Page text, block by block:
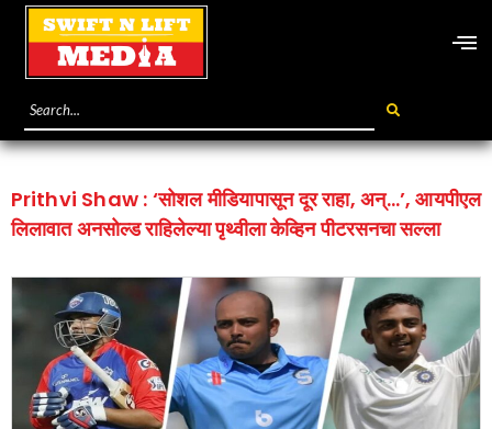
Prithvi Shaw : ‘सोशल मीडियापासून दूर राहा, अन्…’, आयपीएल
लिलावात अनसोल्ड राहिलेल्या पृथ्वीला केव्हिन पीटरसनचा सल्ला